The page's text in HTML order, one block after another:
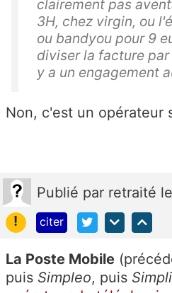
clairement pas
3H, chez virgin, ou
ou bandyou pour 9
diviser la facture
y a un engagement
Non, c'est un opérateur
Publié par retraité
!
citer
La Poste Mobile
puis Simpleo, puis